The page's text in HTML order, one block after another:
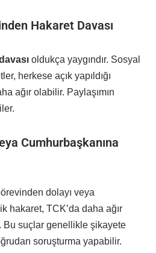
Hakaret Davası
oldukça yaygındır. Sosyal
herkese açık yapıldığı
ağır olabilir. Paylaşımın
Cumhurbaşkanına
dolayı veya
hakaret, TCK’da daha ağır
Bu suçlar genellikle şikayete
soruşturma yapabilir.